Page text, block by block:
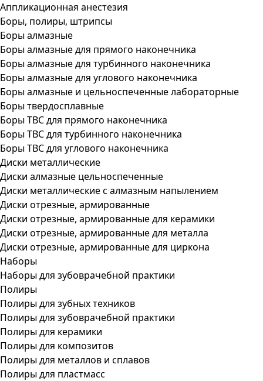
Аппликационная анестезия
Боры, полиры, штрипсы
Боры алмазные
Боры алмазные для прямого наконечника
Боры алмазные для турбинного наконечника
Боры алмазные для углового наконечника
Боры алмазные и цельноспеченные лабораторные
Боры твердосплавные
Боры ТВС для прямого наконечника
Боры ТВС для турбинного наконечника
Боры ТВС для углового наконечника
Диски металлические
Диски алмазные цельноспеченные
Диски металлические с алмазным напылением
Диски отрезные, армированные
Диски отрезные, армированные для керамики
Диски отрезные, армированные для металла
Диски отрезные, армированные для циркона
Наборы
Наборы для зубоврачебной практики
Полиры
Полиры для зубных техников
Полиры для зубоврачебной практики
Полиры для керамики
Полиры для композитов
Полиры для металлов и сплавов
Полиры для пластмасс